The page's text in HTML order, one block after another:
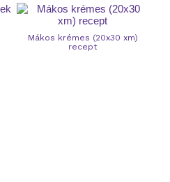
Mákos krémes (20x30 xm)
recept